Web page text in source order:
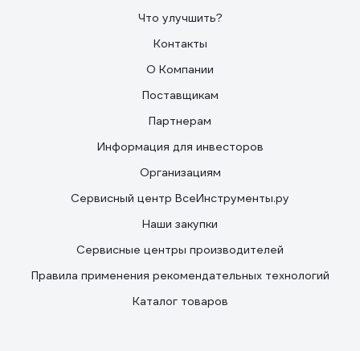
Что улучшить?
Контакты
О Компании
Поставщикам
Партнерам
Информация для инвесторов
Организациям
Сервисный центр ВсеИнструменты.ру
Наши закупки
Сервисные центры производителей
Правила применения рекомендательных технологий
Каталог товаров